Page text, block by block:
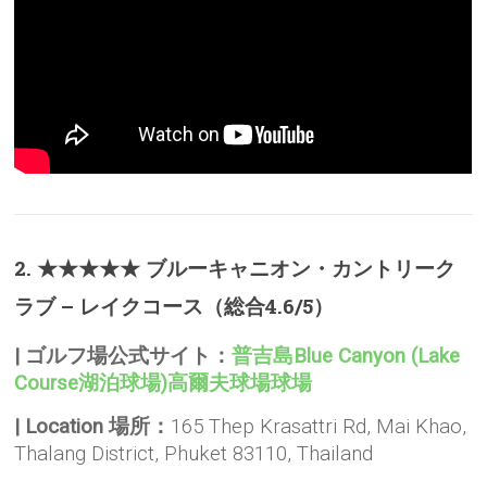
2. ★★★★★ ブルーキャニオン・カントリーク
ラブ – レイクコース（総合4.6/5）
| ゴルフ場公式サイト：普吉島Blue Canyon (Lake
Course湖泊球場)高爾夫球場球場
| Location 場所： 165 Thep Krasattri Rd, Mai Khao,
Thalang District, Phuket 83110, Thailand